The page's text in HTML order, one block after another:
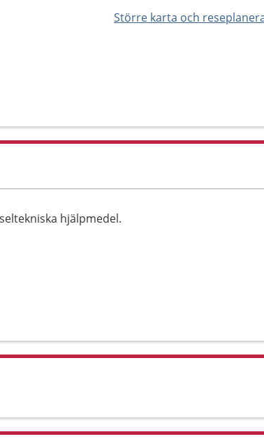
Större karta och
hjälpmedel.